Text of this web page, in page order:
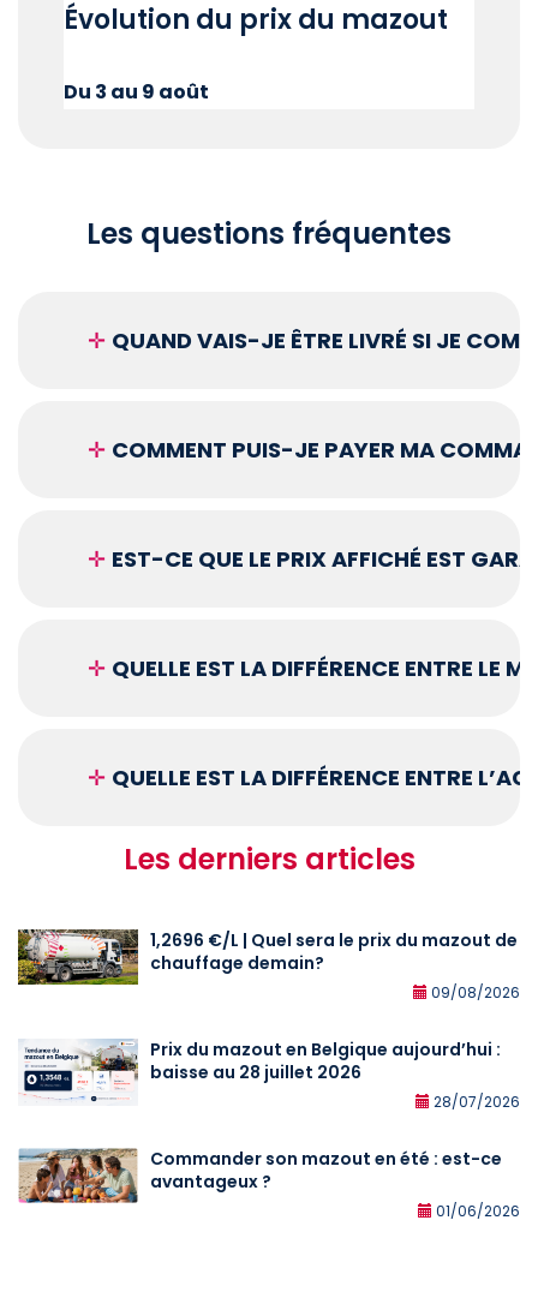
Évolution du prix du mazout
Du 3 au 9 août
Les questions fréquentes
✛ QUAND VAIS-JE ÊTRE LIVRÉ SI JE
✛ COMMENT PUIS-JE PAYER MA
✛ EST-CE QUE LE PRIX AFFICHÉ EST
✛ QUELLE EST LA DIFFÉRENCE ENTRE LE
✛ QUELLE EST LA DIFFÉRENCE ENTRE
Les derniers articles
1,2696 €/L | Quel sera le prix du mazout de
chauffage demain?
09/08/2026
Prix du mazout en Belgique aujourd’hui :
baisse au 28 juillet 2026
28/07/2026
Commander son mazout en été : est-ce
avantageux ?
01/06/2026